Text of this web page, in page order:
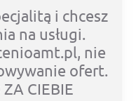
i chcesz
na usługi.
nie
ofert.
CIEBIE